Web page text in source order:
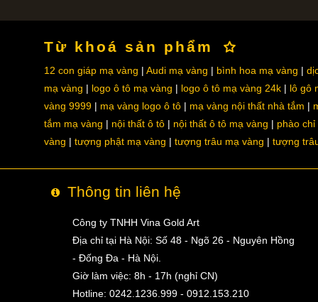
Từ khoá sản phẩm
12 con giáp mạ vàng Audi mạ vàng bình hoa mạ vàng
mạ vàng
logo ô tô mạ vàng logo ô tô mạ vàng 24k
lô gô
vàng 9999
mạ vàng logo ô tô mạ vàng nội thất nhà tắm
tắm mạ vàng
nội thất ô tô nội thất ô tô mạ vàng
phào chỉ
vàng
tượng phật mạ vàng tượng trâu mạ vàng tượng
Thông tin liên hệ
Công ty TNHH Vina Gold Art
Địa chỉ tại Hà Nội: Số 48 - Ngõ 26 - Nguyên Hồng
- Đống Đa - Hà Nội.
Giờ làm việc: 8h - 17h (nghỉ CN)
Hotline: 0242.1236.999 - 0912.153.210